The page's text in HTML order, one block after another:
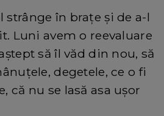
strânge în brațe și de a-l
Luni avem o reevaluare
să îl văd din nou, să
degetele, ce o fi
că nu se lasă asa ușor